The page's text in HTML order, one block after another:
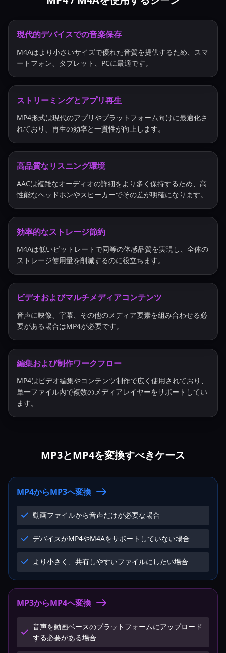
現代的デバイスでの音楽保存
M4Aはより小さいサイズで優れた音質を提供するため、スマ
ートフォン、タブレット、PCに最適です。
ストリーミングとアプリ再生
MP4形式は現代のアプリやプラットフォーム向けに最適化さ
れており、再生の効率と一貫性が向上します。
高品質なリスニング環境
AACは複雑なオーディオの詳細をより多く保持するため、高
性能なヘッドホンやスピーカーでその差が明確になります。
効率的なストレージ節約
M4Aは低いビットレートで同等の体感品質を実現し、全体の
ストレージ使用量を削減するのに役立ちます。
ビデオおよびマルチメディアコンテンツ
音声に映像、字幕、その他のメディア要素を組み合わせる必
要がある場合はMP4が必要です。
編集および制作ワークフロー
MP4はビデオ編集やコンテンツ制作で広く使用されており、
単一ファイル内で複数のメディアレイヤーをサポートしてい
ます。
MP3とMP4を変換すべきケース
MP4からMP3へ変換
動画ファイルから音声だけが必要な場合
デバイスがMP4やM4Aをサポートしていない場合
より小さく、共有しやすいファイルにしたい場合
MP3からMP4へ変換
音声を動画ベースのプラットフォームにアップロード
する必要がある場合